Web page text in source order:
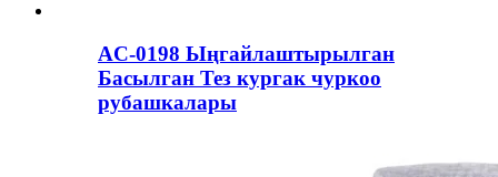
AC-0198 Ыңгайлаштырылган
Басылган Тез кургак чуркоо
рубашкалары